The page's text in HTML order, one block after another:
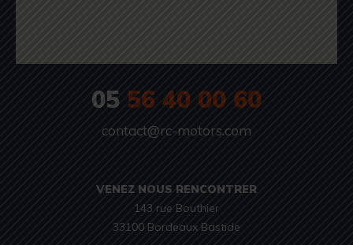
05 56 40 00 60
contact@rc-motors.com
VENEZ NOUS RENCONTRER
143 rue Bouthier
33100 Bordeaux Bastide